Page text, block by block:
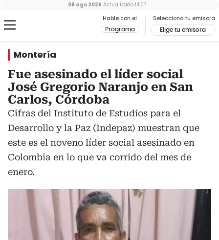
Hable con el
Programa
Selecciona tu emisora
Elige tu emisora
08 ago 2026 Actualizado 14:07
Montería
Fue asesinado el líder social
José Gregorio Naranjo en San
Carlos, Córdoba
Cifras del Instituto de Estudios para el
Desarrollo y la Paz (Indepaz) muestran que
este es el noveno líder social asesinado en
Colombia en lo que va corrido del mes de
enero.